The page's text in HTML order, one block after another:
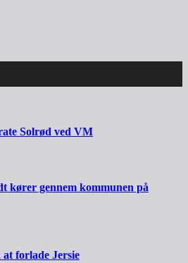
Solrød ved VM
kører gennem kommunen på
forlade Jersie